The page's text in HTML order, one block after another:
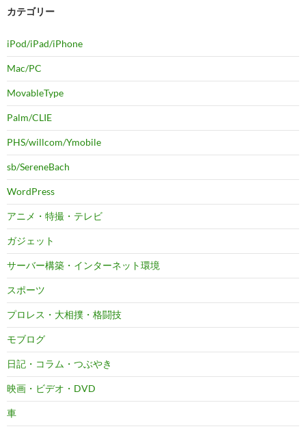
カテゴリー
iPod/iPad/iPhone
Mac/PC
MovableType
Palm/CLIE
PHS/willcom/Ymobile
sb/SereneBach
WordPress
アニメ・特撮・テレビ
ガジェット
サーバー構築・インターネット環境
スポーツ
プロレス・大相撲・格闘技
モブログ
日記・コラム・つぶやき
映画・ビデオ・DVD
車